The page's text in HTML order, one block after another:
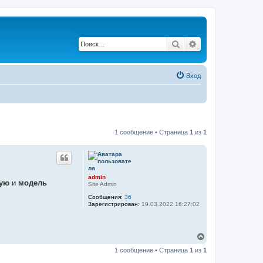
Поиск
Вход
1 сообщение • Страница 1 из 1
admin
Site Admin
Сообщения: 36
Зарегистрирован: 19.03.2022 16:27:02
и модель
р
1 сообщение • Страница 1 из 1